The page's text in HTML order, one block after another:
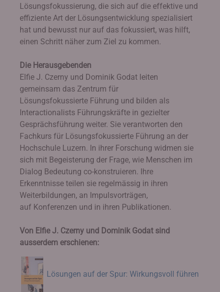
Lösungsfokussierung, die sich auf die effektive und
effiziente Art der Lösungsentwicklung spezialisiert
hat und bewusst nur auf das fokussiert, was hilft,
einen Schritt näher zum Ziel zu kommen.
Die Herausgebenden
Elfie J. Czerny und Dominik Godat leiten
gemeinsam das Zentrum für
Lösungsfokussierte Führung und bilden als
Interactionalists Führungskräfte in gezielter
Gesprächsführung weiter. Sie verantworten den
Fachkurs für Lösungsfokussierte Führung an der
Hochschule Luzern. In ihrer Forschung widmen sie
sich mit Begeisterung der Frage, wie Menschen im
Dialog Bedeutung co-konstruieren. Ihre
Erkenntnisse teilen sie regelmässig in ihren
Weiterbildungen, an Impulsvorträgen,
auf Konferenzen und in ihren Publikationen.
Von Elfie J. Czerny und Dominik Godat sind
ausserdem erschienen:
Lösungen auf der Spur: Wirkungsvoll führen